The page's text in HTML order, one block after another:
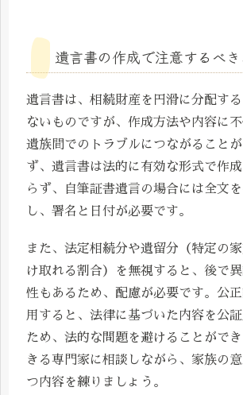
遺言書の作成で注意するべ
遺言書は、相続財産を円滑に分配す
ないものですが、作成方法や内容に不
遺族間でのトラブルにつながること
ず、遺言書は法的に有効な形式で作
らず、自筆証書遺言の場合には全文
し、署名と日付が必要です。
また、法定相続分や遺留分（特定の
け取れる割合）を無視すると、後で
性もあるため、配慮が必要です。公
用すると、法律に基づいた内容を公
ため、法的な問題を避けることがで
きる専門家に相談しながら、家族の
つ内容を練りましょう。